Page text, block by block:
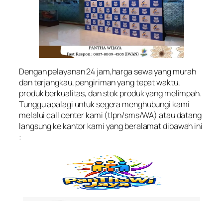
Dengan pelayanan 24 jam,harga sewa yang murah
dan terjangkau, pengiriman yang tepat waktu,
produk berkualitas, dan stok produk yang melimpah.
Tunggu apalagi untuk segera menghubungi kami
melalui call center kami (tlpn/sms/WA) atau datang
langsung ke kantor kami yang beralamat dibawah ini
: